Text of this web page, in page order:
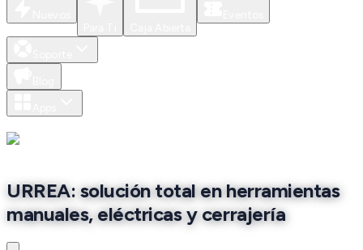
URREA: solución total en herramientas
manuales, eléctricas y cerrajería